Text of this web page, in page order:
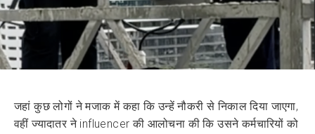
जहां कुछ लोगों ने मजाक में कहा कि उन्हें नौकरी से निकाल दिया जाएगा,
वहीं ज्यादातर ने influencer की आलोचना की कि उसने कर्मचारियों को